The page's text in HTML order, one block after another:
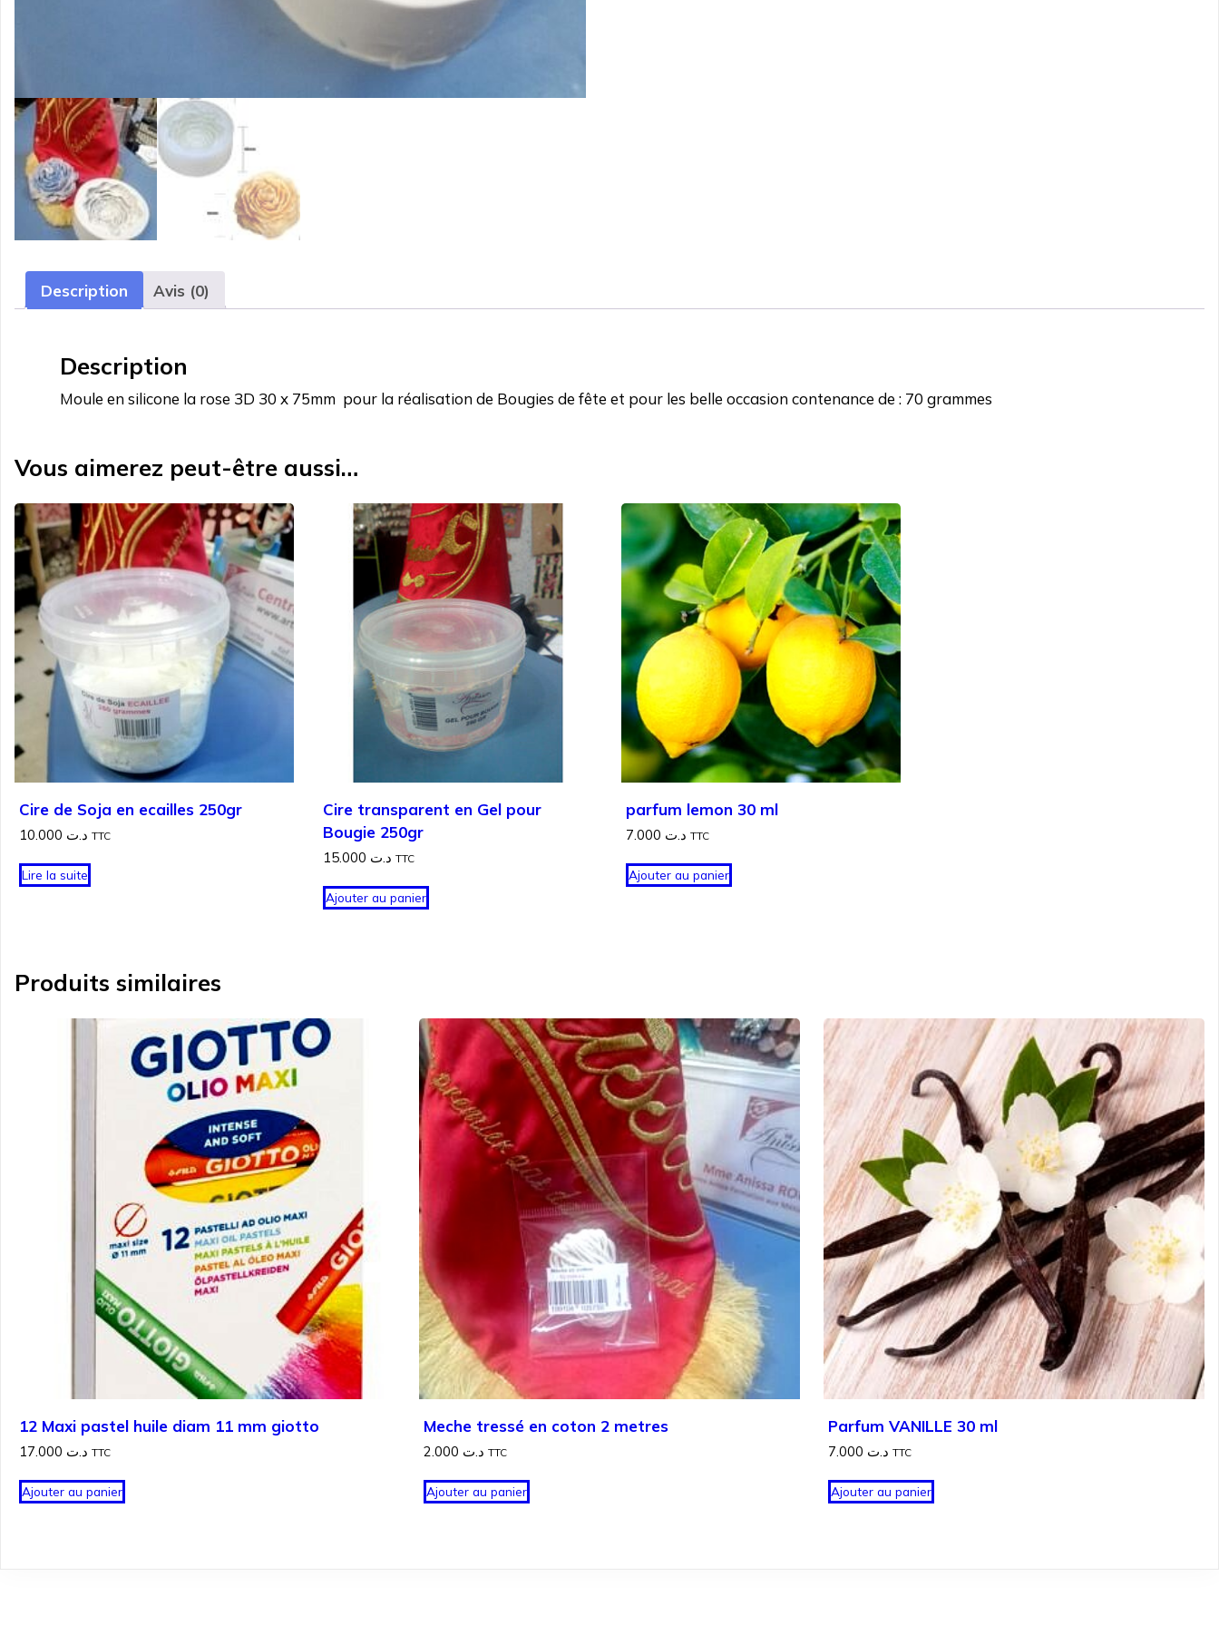
Description Avis (0)
Description
Moule en silicone la rose 3D 30 x 75mm pour la réalisation de Bougies de fête et pour les belle occasion contenance de : 70 grammes
Vous aimerez peut-être aussi…
Cire de Soja en ecailles 250gr
د.ت TTC
Lire la suite
Cire transparent en Gel pour
Bougie 250gr
د.ت TTC
Ajouter au panier
parfum lemon 30 ml
د.ت TTC
Ajouter au panier
Produits similaires
12 Maxi pastel huile diam 11 mm giotto
د.ت TTC
Ajouter au panier
Meche tressé en coton 2 metres
د.ت TTC
Ajouter au panier
Parfum VANILLE 30 ml
د.ت TTC
Ajouter au panier